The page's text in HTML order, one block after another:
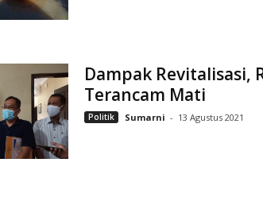
Dampak Revitalisasi,
Terancam Mati
Politik Sumarni - 13 Agustus 2021